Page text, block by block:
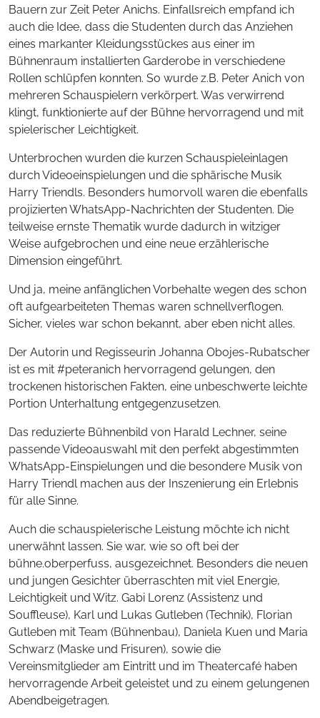
Bauern zur Zeit Peter Anichs. Einfallsreich empfand ich
auch die Idee, dass die Studenten durch das Anziehen
eines markanter Kleidungsstückes aus einer im
Bühnenraum installierten Garderobe in verschiedene
Rollen schlüpfen konnten. So wurde z.B. Peter Anich von
mehreren Schauspielern verkörpert. Was verwirrend
klingt, funktionierte auf der Bühne hervorragend und mit
spielerischer Leichtigkeit.
Unterbrochen wurden die kurzen Schauspieleinlagen
durch Videoeinspielungen und die sphärische Musik
Harry Triendls. Besonders humorvoll waren die ebenfalls
projizierten WhatsApp-Nachrichten der Studenten. Die
teilweise ernste Thematik wurde dadurch in witziger
Weise aufgebrochen und eine neue erzählerische
Dimension eingeführt.
Und ja, meine anfänglichen Vorbehalte wegen des schon
oft aufgearbeiteten Themas waren schnellverflogen.
Sicher, vieles war schon bekannt, aber eben nicht alles.
Der Autorin und Regisseurin Johanna Obojes-Rubatscher
ist es mit #peteranich hervorragend gelungen, den
trockenen historischen Fakten, eine unbeschwerte leichte
Portion Unterhaltung entgegenzusetzen.
Das reduzierte Bühnenbild von Harald Lechner, seine
passende Videoauswahl mit den perfekt abgestimmten
WhatsApp-Einspielungen und die besondere Musik von
Harry Triendl machen aus der Inszenierung ein Erlebnis
für alle Sinne.
Auch die schauspielerische Leistung möchte ich nicht
unerwähnt lassen. Sie war, wie so oft bei der
bühne.oberperfuss, ausgezeichnet. Besonders die neuen
und jungen Gesichter überraschten mit viel Energie,
Leichtigkeit und Witz. Gabi Lorenz (Assistenz und
Souffleuse), Karl und Lukas Gutleben (Technik), Florian
Gutleben mit Team (Bühnenbau), Daniela Kuen und Maria
Schwarz (Maske und Frisuren), sowie die
Vereinsmitglieder am Eintritt und im Theatercafé haben
hervorragende Arbeit geleistet und zu einem gelungenen
Abendbeigetragen.